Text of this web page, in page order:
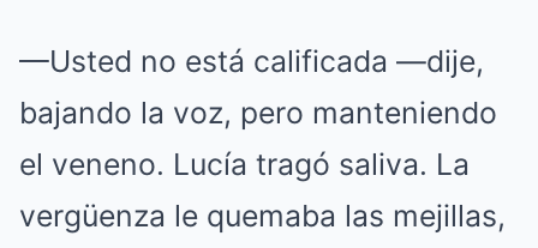
—Usted no está calificada —dije,
bajando la voz, pero manteniendo
el veneno. Lucía tragó saliva. La
vergüenza le quemaba las mejillas,